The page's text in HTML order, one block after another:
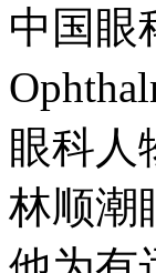
中国眼
眼科人
林顺潮